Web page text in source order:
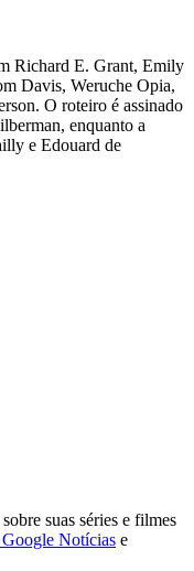
Richard E. Grant, Emily
Davis, Weruche Opia,
O roteiro é assinado
enquanto a
e Edouard de
suas séries e filmes
Google Notícias e